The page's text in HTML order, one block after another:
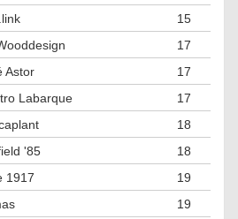
15
17
Astor
17
Labarque
17
18
'85
18
1917
19
19